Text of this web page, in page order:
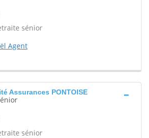
sénior
Agent
Assurances PONTOISE
sénior